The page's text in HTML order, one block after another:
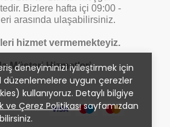
deneyiminizi iyileştirmek için
düzenlemelere uygun çerezler
kullanıyoruz. Detaylı bilgiye
ve Çerez Politikasısayfamızdan
Bizlere hafta içi 09:00 -
arasında ulaşabilirsiniz.
hizmet vermemekteyiz.
Müşteri Hizmetleri